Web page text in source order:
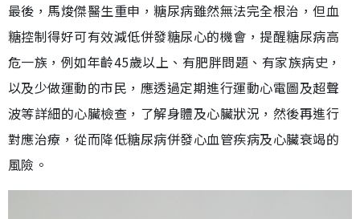
最後，馬焌傑醫生重申，糖尿病雖然無法完全根治，但血
糖控制得好可有效減低併發糖尿心的機會，提醒糖尿病高
危一族，例如年齡45歲以上、有肥胖問題、有家族病史，
以及少做運動的市民，應透過定期進行運動心電圖及超聲
波等詳細的心臟檢查，了解身體及心臟狀況，然後再進行
對應治療，從而降低糖尿病併發心血管疾病及心臟衰竭的
風險。